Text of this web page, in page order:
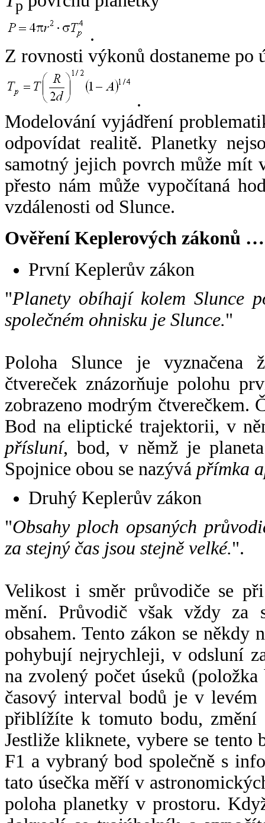
p
.
Z rovnosti výkonů dostaneme po
.
Modelování vyjádření
odpovídat realitě. Planetky
samotný jejich povrch může mít
přesto nám může vypočítaná
vzdálenosti od Slunce.
Ověření Keplerových zákonů …
První Keplerův zákon
"Planety obíhají kolem Slunce
společném ohnisku je Slunce."
Poloha Slunce je vyznačena
čtvereček znázorňuje polohu
zobrazeno modrým čtverečkem.
Bod na eliptické trajektorii, v
přísluní, bod, v němž je
Spojnice obou se nazývá přímka
Druhý Keplerův zákon
"Obsahy ploch opsaných
za stejný čas jsou stejně velké.".
Velikost i směr průvodiče se
mění. Průvodič však vždy za
obsahem. Tento zákon se někdy
pohybují nejrychleji, v odsluní
na zvolený počet úseků
časový interval bodů je v
přiblížíte k tomuto bodu,
Jestliže kliknete, vybere se tento
F1 a vybraný bod společně s
tato úsečka měří v
poloha planetky v prostoru.